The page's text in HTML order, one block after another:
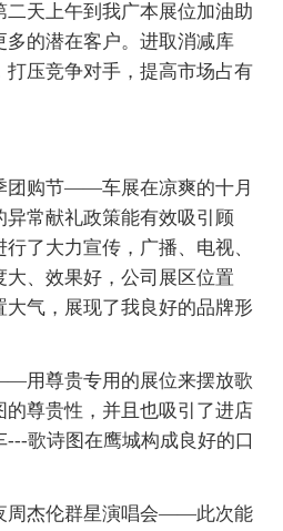
天上午到我广本展位加油助
多的潜在客户。进取消减库
压竞争对手，提高市场占有
团购节——车展在凉爽的十月
常献礼政策能有效吸引顾
了大力宣传，广播、电视、
、效果好，公司展区位置
气，展现了我良好的品牌形
用尊贵专用的展位来摆放歌
尊贵性，并且也吸引了进店
歌诗图在鹰城构成良好的口
周杰伦群星演唱会——此次能